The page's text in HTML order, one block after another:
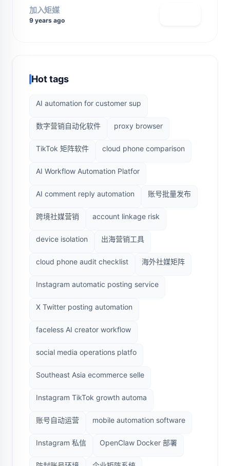
加入矩媒
9 years ago
Hot tags
AI automation for customer sup
数字营销自动化软件 proxy browser
TikTok 矩阵软件 cloud phone comparison
AI Workflow Automation Platfor
AI comment reply automation 账号批量发布
跨境社媒营销 account linkage risk
device isolation 出海营销工具
cloud phone audit checklist 海外社媒矩阵
Instagram automatic posting service
X Twitter posting automation
faceless AI creator workflow
social media operations platfo
Southeast Asia ecommerce selle
Instagram TikTok growth automa
账号自动运营 mobile automation software
Instagram 私信 OpenClaw Docker 部署